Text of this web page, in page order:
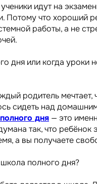
идут на
Потому что хороший
работы, а не
дня или когда уроки
родитель мечтает,
сидеть над
дня — это
так, что ребёнок
а вы получаете
полного дня?